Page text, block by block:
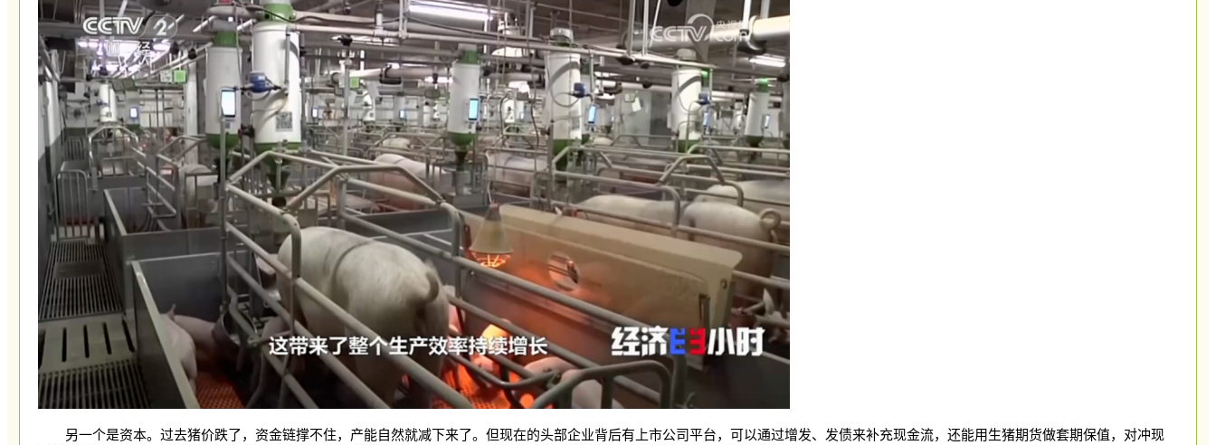
另一个是资本。过去猪价跌了，资金链撑不住，产能自然就减下来了。但现在的头部企业背后有上市公司平台，可以通过增发、发债来补充现金流，还能用生猪期货做套期保值，对冲现